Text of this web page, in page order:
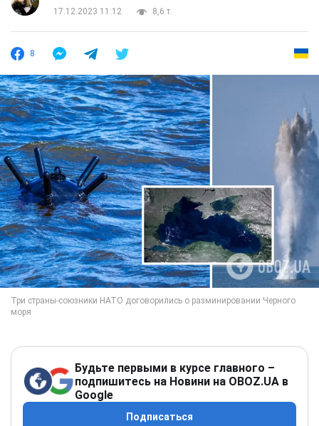
17.12.2023 11:12
8,6 т.
8
Будьте первыми в курсе главного –
подпишитесь на Новини на OBOZ.UA в
Google
Подписаться